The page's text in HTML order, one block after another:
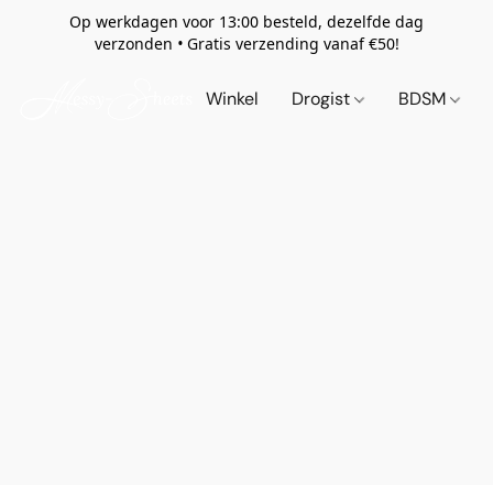
Op werkdagen voor 13:00 besteld, dezelfde dag
verzonden • Gratis verzending vanaf €50!
Winkel Drogist BDSM